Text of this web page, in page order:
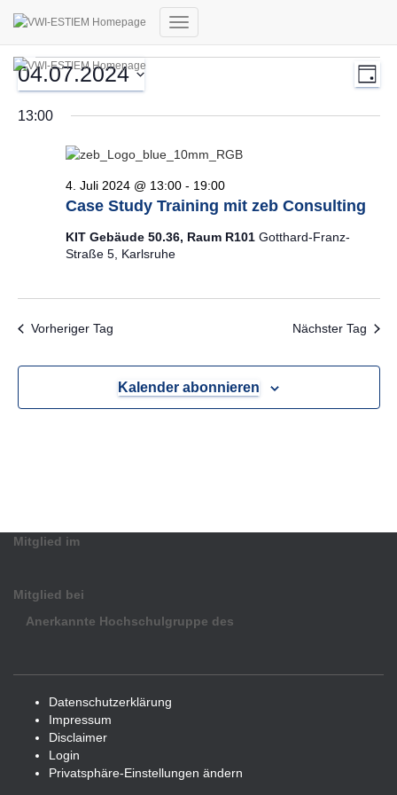
Navigation
umschalten
Veranstaltungen
für
4.
2024
Tag
04.07.2024
wählen.
13:00
Case Study Training mit zeb Consulting
4. Juli 2024 @ 13:00- 19:00
KIT Gebäude 50.36, Raum R101 Gotthard-Franz-
Straße 5, Karlsruhe
Vorheriger Tag Nächster Tag
Kalender abonnieren
Mitglied im
Mitglied bei
Anerkannte Hochschulgruppe des
Datenschutzerklärung
Impressum
Disclaimer
Login
Privatsphäre-Einstellungen ändern